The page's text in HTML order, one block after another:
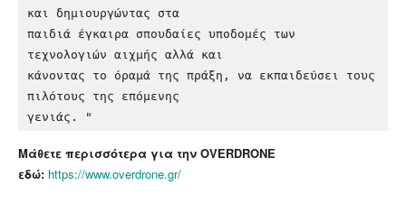
και δημιουργώντας στα
παιδιά έγκαιρα σπουδαίες υποδομές των
τεχνολογιών αιχμής αλλά και
κάνοντας το όραμά της πράξη, να εκπαιδεύσει τους
πιλότους της επόμενης
Μάθετε περισσότερα για την OVERDRONE
εδώ: https://www.overdrone.gr/